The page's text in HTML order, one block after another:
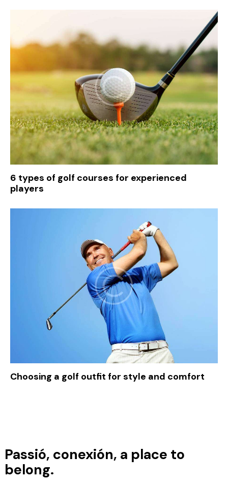
6 types of golf courses for experienced
players
Choosing a golf outfit for style and comfort
Passió, conexión, a place to
belong.
Barcelona Resortcon2 green
fees
incluidos en un entorno
privilegiado.